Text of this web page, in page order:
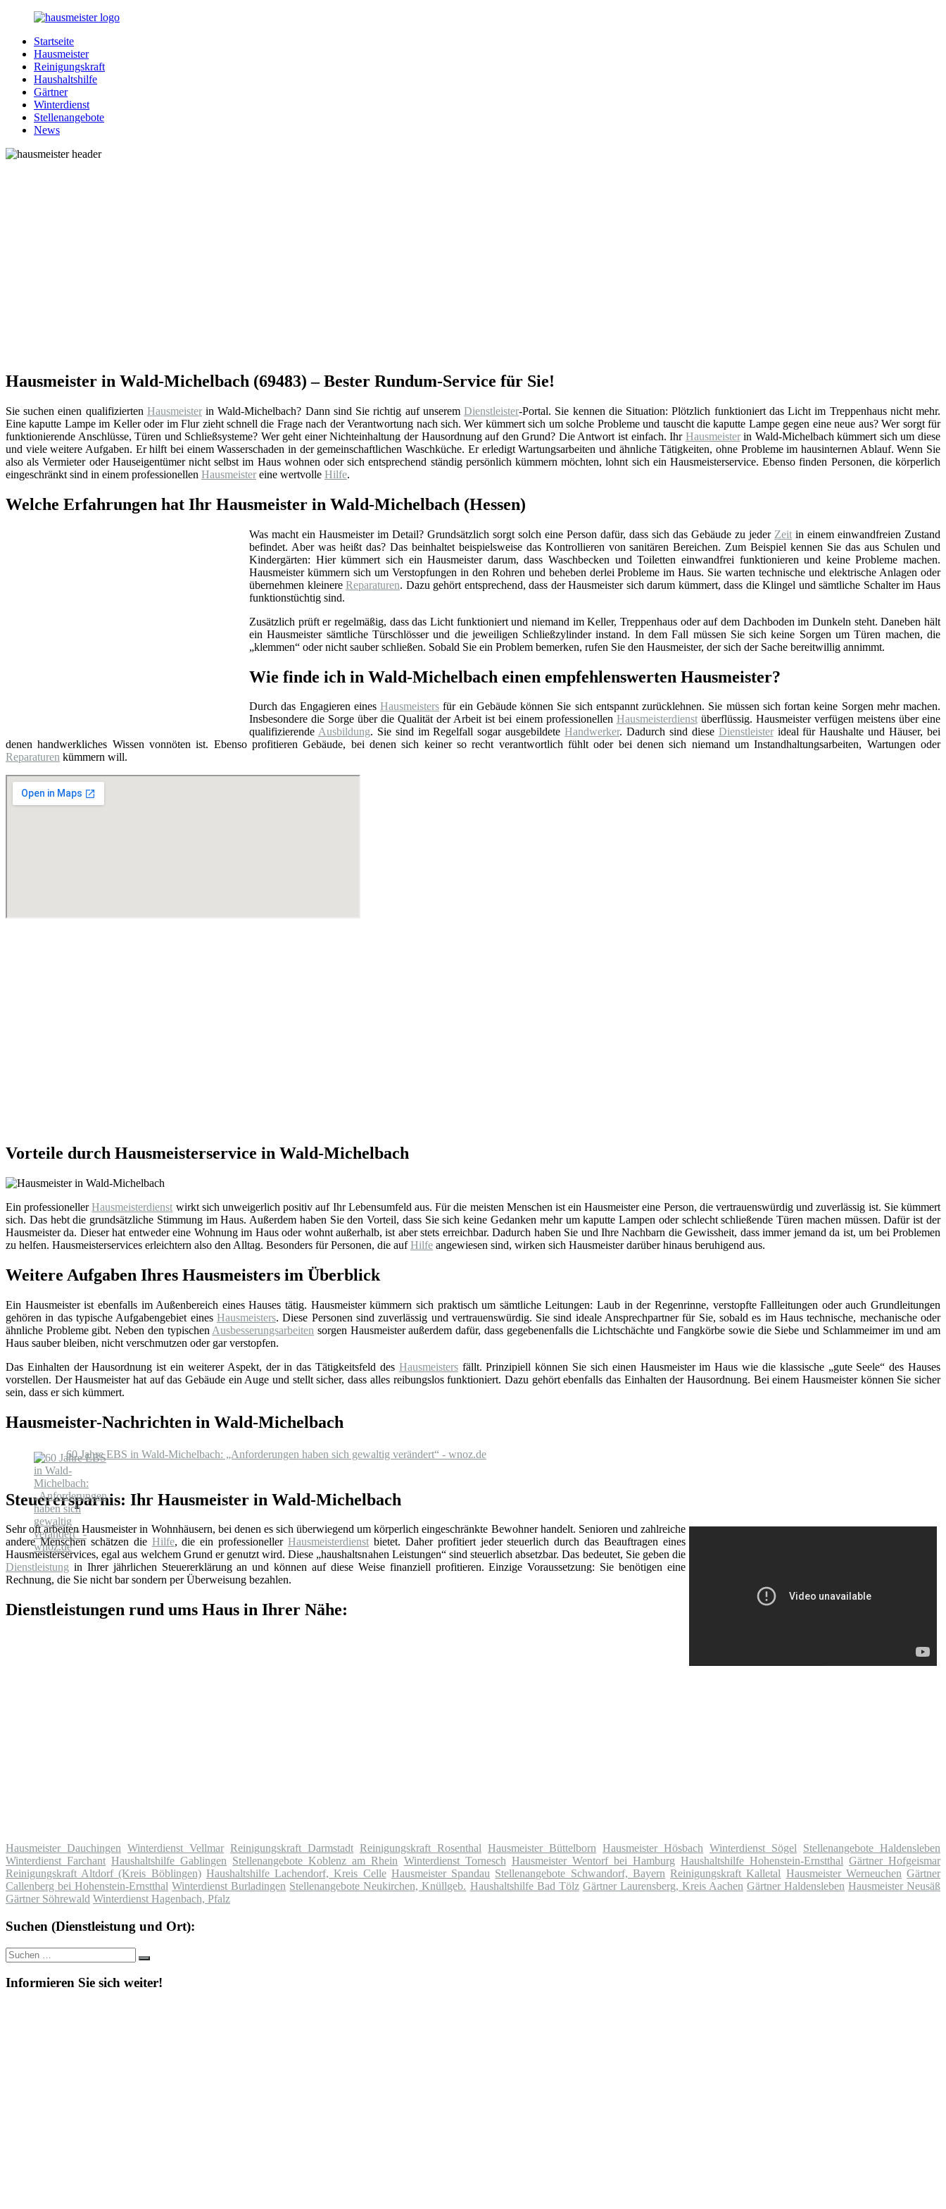
Zurück
Inhalt
Hausmeister.de
Alles
rund
Ihren
Haushalt
Startseite
Hausmeister
Reinigungskraft
Haushaltshilfe
Gärtner
Winterdienst
Stellenangebote
News
Hausmeister in Wald-Michelbach (69483) – Bester Rundum-Service für Sie!
Sie suchen einen qualifizierten Hausmeisterin Wald-Michelbach? Dann sind Sie richtig auf unseremDienstleister-Portal. Sie kennen die Situation: Plötzlich funktioniert das Licht im Treppenhaus nicht mehr.
Eine kaputte Lampe im Keller oder im Flur zieht schnell die Frage nach der Verantwortung nach sich. Wer kümmert sich um solche Probleme und tauscht die kaputte Lampe gegen eine neue aus? Wer sorgt für
funktionierende Anschlüsse, Türen und Schließsysteme? Wer geht einer Nichteinhaltung der Hausordnung auf den Grund? Die Antwort ist einfach. Ihr Hausmeisterin Wald-Michelbach kümmert sich um diese
und viele weitere Aufgaben. Er hilft bei einem Wasserschaden in der gemeinschaftlichen Waschküche. Er erledigt Wartungsarbeiten und ähnliche Tätigkeiten, ohne Probleme im hausinternen Ablauf. Wenn Sie
also als Vermieter oder Hauseigentümer nicht selbst im Haus wohnen oder sich entsprechend ständig persönlich kümmern möchten, lohnt sich ein Hausmeisterservice. Ebenso finden Personen, die körperlich
eingeschränkt sind in einem professionellen Hausmeister eine wertvolle Hilfe.
Welche Erfahrungen hat Ihr Hausmeister in Wald-Michelbach (Hessen)
Was macht ein Hausmeister im Detail? Grundsätzlich sorgt solch eine Person dafür, dass sich das Gebäude zu jeder Zeit in einem einwandfreien Zustand
befindet. Aber was heißt das? Das beinhaltet beispielsweise das Kontrollieren von sanitären Bereichen. Zum Beispiel kennen Sie das aus Schulen und
Kindergärten: Hier kümmert sich ein Hausmeister darum, dass Waschbecken und Toiletten einwandfrei funktionieren und keine Probleme machen.
Hausmeister kümmern sich um Verstopfungen in den Rohren und beheben derlei Probleme im Haus. Sie warten technische und elektrische Anlagen oder
übernehmen kleinereReparaturen. Dazu gehört entsprechend, dass der Hausmeister sich darum kümmert, dass die Klingel und sämtliche Schalter im Haus
funktionstüchtig sind.
Zusätzlich prüft er regelmäßig, dass das Licht funktioniert und niemand im Keller, Treppenhaus oder auf dem Dachboden im Dunkeln steht. Daneben hält
ein Hausmeister sämtliche Türschlösser und die jeweiligen Schließzylinder instand. In dem Fall müssen Sie sich keine Sorgen um Türen machen, die
„klemmen“ oder nicht sauber schließen. Sobald Sie ein Problem bemerken, rufen Sie den Hausmeister, der sich der Sache bereitwillig annimmt.
Wie finde ich in Wald-Michelbach einen empfehlenswerten Hausmeister?
Durch das Engagieren eines Hausmeisters für ein Gebäude können Sie sich entspannt zurücklehnen. Sie müssen sich fortan keine Sorgen mehr machen.
Insbesondere die Sorge über die Qualität der Arbeit ist bei einem professionellen Hausmeisterdienstüberflüssig. Hausmeister verfügen meistens über eine
qualifizierende Ausbildung. Sie sind im Regelfall sogar ausgebildeteHandwerker. Dadurch sind diese Dienstleisterideal für Haushalte und Häuser, bei
denen handwerkliches Wissen vonnöten ist. Ebenso profitieren Gebäude, bei denen sich keiner so recht verantwortlich fühlt oder bei denen sich niemand um Instandhaltungsarbeiten, Wartungen oder
Reparaturen kümmern will.
Vorteile durch Hausmeisterservice in Wald-Michelbach
Ein professionellerHausmeisterdienst wirkt sich unweigerlich positiv auf Ihr Lebensumfeld aus. Für die meisten Menschen ist ein Hausmeister eine Person, die vertrauenswürdig und zuverlässig ist. Sie kümmert
sich. Das hebt die grundsätzliche Stimmung im Haus. Außerdem haben Sie den Vorteil, dass Sie sich keine Gedanken mehr um kaputte Lampen oder schlecht schließende Türen machen müssen. Dafür ist der
Hausmeister da. Dieser hat entweder eine Wohnung im Haus oder wohnt außerhalb, ist aber stets erreichbar. Dadurch haben Sie und Ihre Nachbarn die Gewissheit, dass immer jemand da ist, um bei Problemen
zu helfen. Hausmeisterservices erleichtern also den Alltag. Besonders für Personen, die aufHilfe angewiesen sind, wirken sich Hausmeister darüber hinaus beruhigend aus.
Weitere Aufgaben Ihres Hausmeisters im Überblick
Ein Hausmeister ist ebenfalls im Außenbereich eines Hauses tätig. Hausmeister kümmern sich praktisch um sämtliche Leitungen: Laub in der Regenrinne, verstopfte Fallleitungen oder auch Grundleitungen
gehören in das typische Aufgabengebiet eines Hausmeisters. Diese Personen sind zuverlässig und vertrauenswürdig. Sie sind ideale Ansprechpartner für Sie, sobald es im Haus technische, mechanische oder
ähnliche Probleme gibt. Neben den typischen Ausbesserungsarbeiten sorgen Hausmeister außerdem dafür, dass gegebenenfalls die Lichtschächte und Fangkörbe sowie die Siebe und Schlammeimer im und am
Haus sauber bleiben, nicht verschmutzen oder gar verstopfen.
Das Einhalten der Hausordnung ist ein weiterer Aspekt, der in das Tätigkeitsfeld des Hausmeistersfällt. Prinzipiell können Sie sich einen Hausmeister im Haus wie die klassische „gute Seele“ des Hauses
vorstellen. Der Hausmeister hat auf das Gebäude ein Auge und stellt sicher, dass alles reibungslos funktioniert. Dazu gehört ebenfalls das Einhalten der Hausordnung. Bei einem Hausmeister können Sie sicher
sein, dass er sich kümmert.
Hausmeister-Nachrichten in Wald-Michelbach
60 Jahre EBS in Wald-Michelbach: „Anforderungen haben sich gewaltig verändert“ - wnoz.de
Steuerersparnis: Ihr Hausmeister in Wald-Michelbach
Sehr oft arbeiten Hausmeister in Wohnhäusern, bei denen es sich überwiegend um körperlich eingeschränkte Bewohner handelt. Senioren und zahlreiche
andere Menschen schätzen die Hilfe, die ein professionellerHausmeisterdienst bietet. Daher profitiert jeder steuerlich durch das Beauftragen eines
Hausmeisterservices, egal aus welchem Grund er genutzt wird. Diese „haushaltsnahen Leistungen“ sind steuerlich absetzbar. Das bedeutet, Sie geben die
Dienstleistung in Ihrer jährlichen Steuererklärung an und können auf diese Weise finanziell profitieren. Einzige Voraussetzung: Sie benötigen eine
Rechnung, die Sie nicht bar sondern per Überweisung bezahlen.
Dienstleistungen rund ums Haus in Ihrer Nähe:
Hausmeister Dauchingen Winterdienst Vellmar Reinigungskraft Darmstadt Reinigungskraft Rosenthal Hausmeister Büttelborn Hausmeister Hösbach Winterdienst Sögel
Stellenangebote Haldensleben
Winterdienst Farchant Haushaltshilfe Gablingen Stellenangebote Koblenz am Rhein Winterdienst Tornesch Hausmeister Wentorf bei Hamburg Haushaltshilfe Hohenstein-Ernstthal Gärtner Hofgeismar
Reinigungskraft Altdorf (Kreis Böblingen) Haushaltshilfe Lachendorf, Kreis Celle Hausmeister Spandau Stellenangebote Schwandorf, Bayern Reinigungskraft Kalletal Hausmeister Werneuchen Gärtner
Callenberg bei Hohenstein-Ernstthal Winterdienst Burladingen Stellenangebote Neukirchen, Knüllgeb. Haushaltshilfe Bad Tölz Gärtner Laurensberg, Kreis Aachen Gärtner Haldensleben Hausmeister Neusäß
Gärtner Söhrewald Winterdienst Hagenbach, Pfalz
Suchen (Dienstleistung und Ort):
Suche
nach:
Suchen
Informieren Sie sich weiter!